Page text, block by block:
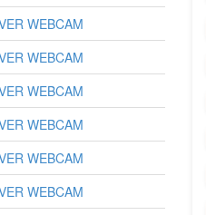
WEBCAM
WEBCAM
WEBCAM
WEBCAM
WEBCAM
WEBCAM